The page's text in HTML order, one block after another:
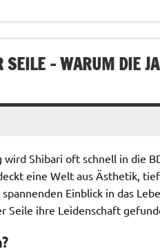
– WARUM DIE
Shibari oft schnell in die
eine Welt aus Ästhetik,
Einblick in das
Seile ihre Leidenschaft